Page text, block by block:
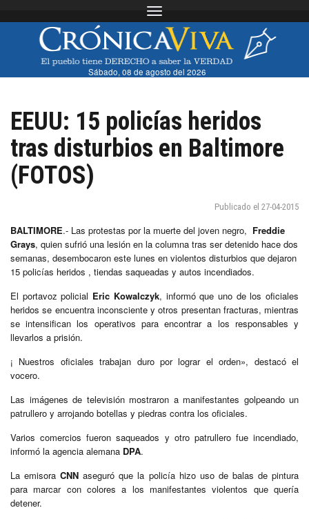
Toggle navigation
Sábado, 08 de agosto del 2026
EEUU: 15 policías heridos
tras disturbios en Baltimore
(FOTOS)
Publicado el 27-04-2015
BALTIMORE.- Las protestas por la muerte del joven negro, Freddie
Grays, quien sufrió una lesión en la columna tras ser detenido hace dos
semanas, desembocaron este lunes en violentos disturbios que dejaron
15 policías heridos , tiendas saqueadas y autos incendiados.
El portavoz policial Eric Kowalczyk, informó que uno de los oficiales
heridos se encuentra inconsciente y otros presentan fracturas, mientras
se intensifican los operativos para encontrar a los responsables y
llevarlos a prisión.
¡ Nuestros oficiales trabajan duro por lograr el orden», destacó el
vocero.
Las imágenes de televisión mostraron a manifestantes golpeando un
patrullero y arrojando botellas y piedras contra los oficiales.
Varios comercios fueron saqueados y otro patrullero fue incendiado,
informó la agencia alemana DPA.
La emisoraCNN aseguró que la policía hizo uso de balas de pintura
para marcar con colores a los manifestantes violentos que quería
detener.